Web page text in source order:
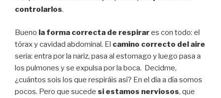
controlarlos.
Bueno la forma correcta de respirares con todo: el
tórax y cavidad abdominal. El camino correcto del aire
seria: entra por la nariz, pasa al estomago y luego pasa a
los pulmones y se expulsa por la boca. Decidme,
¿cuántos sois los que respiráis así? En el día a día somos
pocos. Pero que sucede si estamos nerviosos, que